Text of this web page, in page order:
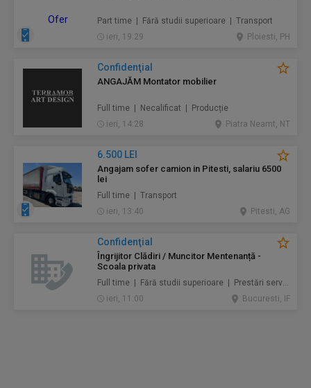
Part time | Fără studii superioare | Transport
ieri, 19:29
Ploiesti, PH
Confidenţial
ANGAJĂM Montator mobilier
Full time | Necalificat | Producție
ieri, 14:28
Piatra Neamt, NT
6.500 LEI
Angajam sofer camion in Pitesti, salariu 6500
lei
Full time | Transport
ieri, 13:40
Pitesti, AG
Confidenţial
Îngrijitor Clădiri / Muncitor Mentenanță -
Scoala privata
Full time | Fără studii superioare | Prestări servicii / Mentenanță / Instalații / Construcţii / Amenajări
ieri, 11:00
Bucuresti, IF